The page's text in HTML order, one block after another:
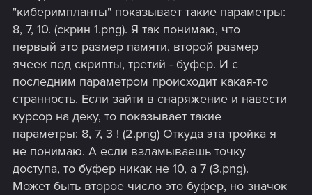
"киберимпланты" показывает такие параметры:
8, 7, 10. (скрин 1.png). Я так понимаю, что
первый это размер памяти, второй размер
ячеек под скрипты, третий - буфер. И с
последним параметром происходит какая-то
странность. Если зайти в снаряжение и навести
курсор на деку, то показывает такие
параметры: 8, 7, 3 ! (2.png) Откуда эта тройка я
не понимаю. А если взламываешь точку
доступа, то буфер никак не 10, а 7 (3.png).
Может быть второе число это буфер, но значок